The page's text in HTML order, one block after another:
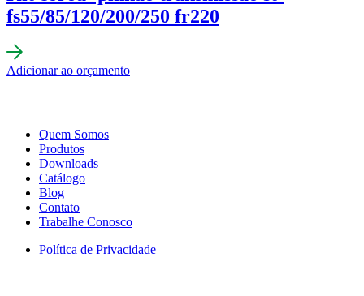
fs55/85/120/200/250 fr220
Adicionar ao orçamento
Quem Somos
Produtos
Downloads
Catálogo
Blog
Contato
Trabalhe Conosco
Política de Privacidade